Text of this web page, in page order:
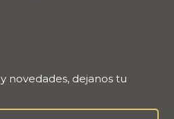
novedades, dejanos tu